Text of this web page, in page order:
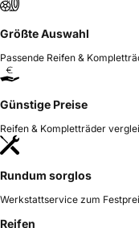
Größte Auswahl
Passende Reifen &
Günstige Preise
Reifen & Kompletträder
Rundum sorglos
Werkstattservice zum
Reifen